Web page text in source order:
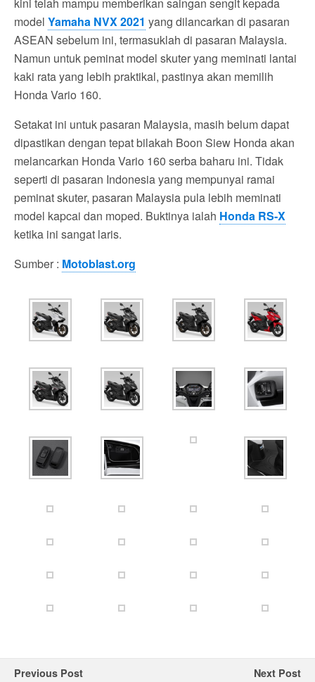
model Yamaha NVX 2021 yang dilancarkan di pasaran
ASEAN sebelum ini, termasuklah di pasaran Malaysia.
Namun untuk peminat model skuter yang meminati lantai
kaki rata yang lebih praktikal, pastinya akan memilih
Honda Vario 160.
Setakat ini untuk pasaran Malaysia, masih belum dapat
dipastikan dengan tepat bilakah Boon Siew Honda akan
melancarkan Honda Vario 160 serba baharu ini. Tidak
seperti di pasaran Indonesia yang mempunyai ramai
peminat skuter, pasaran Malaysia pula lebih meminati
model kapcai dan moped. Buktinya ialah Honda RS-X
ketika ini sangat laris.
Sumber : Motoblast.org
Previous Post Next Post